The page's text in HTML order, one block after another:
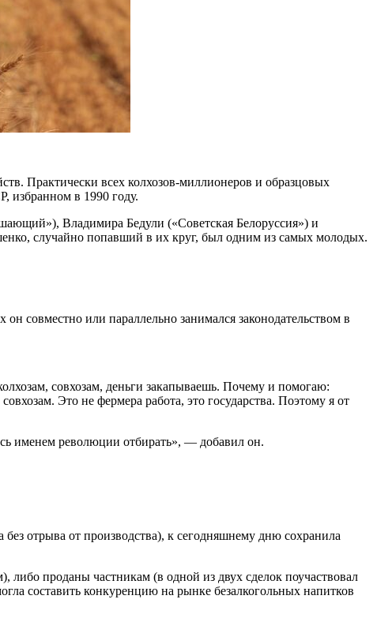
Практически всех колхозов-миллионеров и образцовых
избранном в 1990 году.
Владимира Бедули («Советская Белоруссия») и
случайно попавший в их круг, был одним из самых молодых.
совместно или параллельно занимался законодательством в
совхозам, деньги закапываешь. Почему и помогаю:
Это не фермера работа, это государства. Поэтому я от
именем революции отбирать», — добавил он.
без отрыва от производства), к сегодняшнему дню сохранила
проданы частникам (в одной из двух сделок поучаствовал
составить конкуренцию на рынке безалкогольных напитков